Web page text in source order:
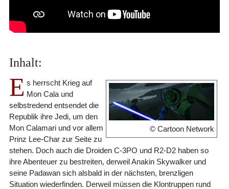
Inhalt:
© Cartoon Network
E s herrscht Krieg auf
Mon Cala und
selbstredend entsendet die
Republik ihre Jedi, um den
Mon Calamari und vor allem
Prinz Lee-Char zur Seite zu
stehen. Doch auch die Droiden C-3PO und R2-D2 haben so
ihre Abenteuer zu bestreiten, derweil Anakin Skywalker und
seine Padawan sich alsbald in der nächsten, brenzligen
Situation wiederfinden. Derweil müssen die Klontruppen rund